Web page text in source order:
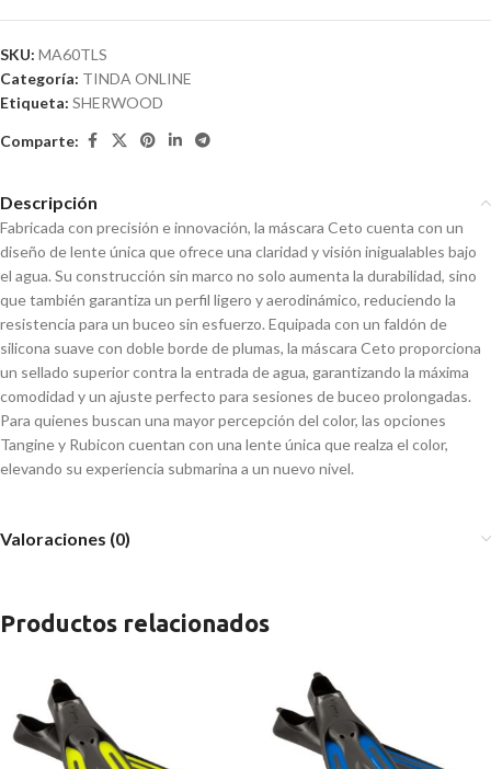
SKU: MA60TLS
Categoría: TINDA ONLINE
Etiqueta: SHERWOOD
Comparte:
Descripción
Fabricada con precisión e innovación, la máscara Ceto cuenta con un
diseño de lente única que ofrece una claridad y visión inigualables bajo
el agua. Su construcción sin marco no solo aumenta la durabilidad, sino
que también garantiza un perfil ligero y aerodinámico, reduciendo la
resistencia para un buceo sin esfuerzo. Equipada con un faldón de
silicona suave con doble borde de plumas, la máscara Ceto proporciona
un sellado superior contra la entrada de agua, garantizando la máxima
comodidad y un ajuste perfecto para sesiones de buceo prolongadas.
Para quienes buscan una mayor percepción del color, las opciones
Tangine y Rubicon cuentan con una lente única que realza el color,
elevando su experiencia submarina a un nuevo nivel.
Valoraciones (0)
Productos relacionados